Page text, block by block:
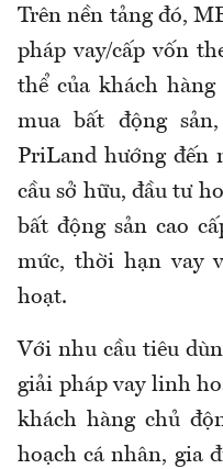
Trên nền tảng đó,
pháp vay/cấp vốn
thể của khách
mua bất động
PriLand hướng đến
cầu sở hữu, đầu tư
bất động sản cao
mức, thời hạn vay
hoạt.
Với nhu cầu tiêu
giải pháp vay linh
khách hàng chủ
hoạch cá nhân, gia